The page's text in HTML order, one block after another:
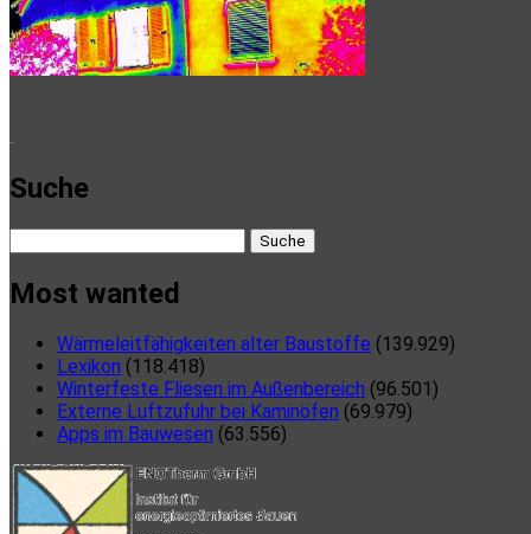
Suche
nach:
Most wanted
Wärmeleitfähigkeiten alter Baustoffe (139.929)
Lexikon (118.418)
Winterfeste Fliesen im Außenbereich (96.501)
Externe Luftzufuhr bei Kaminöfen (69.979)
Apps im Bauwesen (63.556)